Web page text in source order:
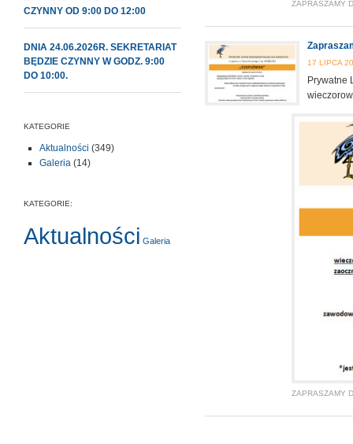
CZYNNY OD 9:00 DO 12:00
DNIA 24.06.2026R. SEKRETARIAT
BĘDZIE CZYNNY W GODZ. 9:00
DO 10:00.
KATEGORIE
Aktualności (349)
Galeria (14)
KATEGORIE:
Aktualności Galeria
ZAPRASZAMY
17 LIPCA
Prywatne
ZAPRASZAMY